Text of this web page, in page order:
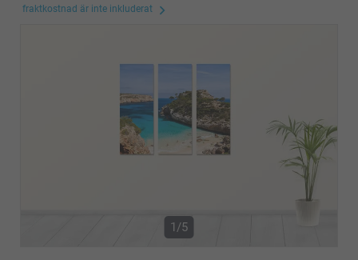
fraktkostnad är inte inkluderat
1/5